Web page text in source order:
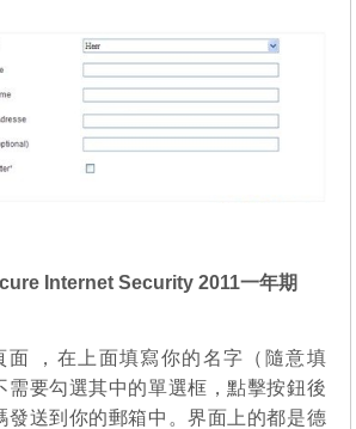
Internet Security 2011一年期
面 ，在上面填寫你的名字（隨意填
需要勾選其中的單選框，點擊按鈕後
發送到你的郵箱中。界面上的都是德